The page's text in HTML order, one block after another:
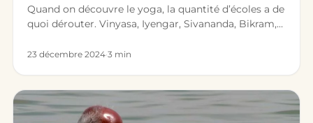
Quand on découvre le yoga, la quantité d’écoles a de
quoi dérouter. Vinyasa, Iyengar, Sivananda, Bikram,
23 décembre 2024·3 min